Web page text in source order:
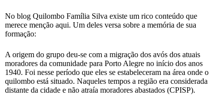
No blog Quilombo Família Silva existe um rico conteúdo que
merece menção aqui. Um deles versa sobre a memória de sua
formação:
A origem do grupo deu-se com a migração dos avós dos atuais
moradores da comunidade para Porto Alegre no início dos anos
1940. Foi nesse período que eles se estabeleceram na área onde o
quilombo está situado. Naqueles tempos a região era considerada
distante da cidade e não atraía moradores abastados (CPISP).